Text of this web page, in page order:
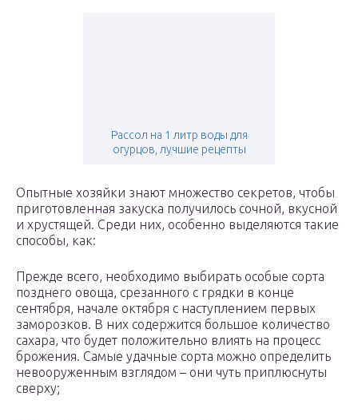
Рассол на 1 литр воды для
огурцов, лучшие рецепты
Опытные хозяйки знают множество секретов, чтобы
приготовленная закуска получилось сочной, вкусной
и хрустящей. Среди них, особенно выделяются такие
способы, как:
Прежде всего, необходимо выбирать особые сорта
позднего овоща, срезанного с грядки в конце
сентября, начале октября с наступлением первых
заморозков. В них содержится большое количество
сахара, что будет положительно влиять на процесс
брожения. Самые удачные сорта можно определить
невооруженным взглядом – они чуть приплюснуты
сверху;